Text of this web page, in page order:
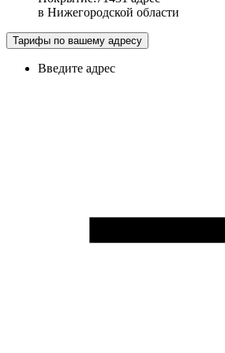
в Нижегородской области
Тарифы по вашему адресу
Введите адрес